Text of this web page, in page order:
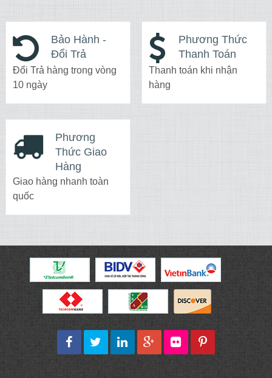
Bảo Hành -
Đổi Trả
Đổi Trả hàng trong vòng
10 ngày
Phương Thức
Thanh Toán
Thanh toán khi nhận
hàng
Phương
Thức Giao
Hàng
Giao hàng nhanh toàn
quốc